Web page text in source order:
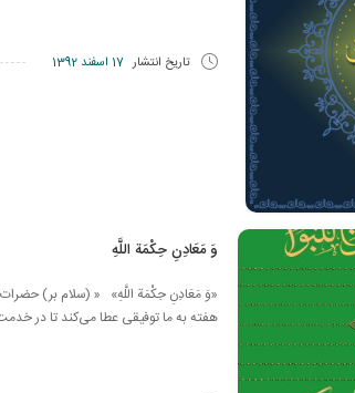
تاریخ انتشار 17 اسفند 1392
وَ مَعَادِنِ حِكْمَة اللَّهِ
«وَ مَعَادِنِ حِكْمَة اللَّهِ» « (سلام بر)
هفته به ما توفیقی عطا می‌کند تا در